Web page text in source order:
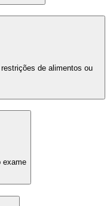
de alimentos ou
exame